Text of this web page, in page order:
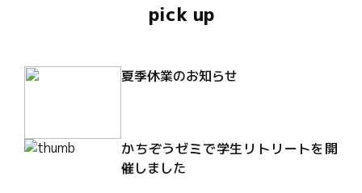
pick up
夏季休業のお知らせ
かちぞうゼミで学生リトリートを開
催しました